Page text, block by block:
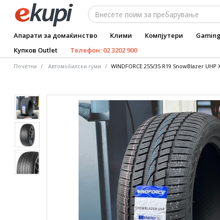
Апарати за домаќинство Клими Компјутери
Купков Outlet
Телефон: 02 3202 900
Почетна Автомобилски гуми WINDFORCE 255/35 R19 SnowBlazer UHP